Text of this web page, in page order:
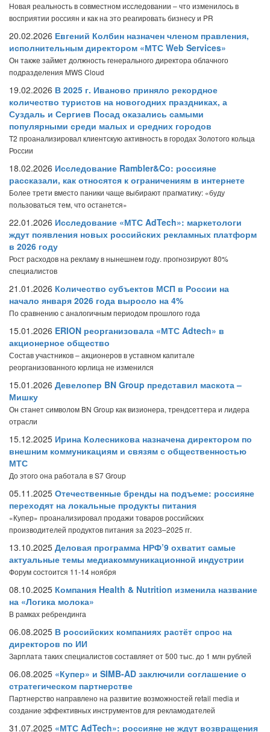
Новая реальность в совместном исследовании – что изменилось в
восприятии россиян и как на это реагировать бизнесу и PR
20.02.2026 Евгений Колбин назначен членом правления,
исполнительным директором «МТС Web Services»
Он также займет должность генерального директора облачного
подразделения MWS Cloud
19.02.2026 В 2025 г. Иваново приняло рекордное
количество туристов на новогодних праздниках, а
Суздаль и Сергиев Посад оказались самыми
популярными среди малых и средних городов
T2 проанализировал клиентскую активность в городах Золотого кольца
России
18.02.2026 Исследование Rambler&Co: россияне
рассказали, как относятся к ограничениям в интернете
Более трети вместо паники чаще выбирают прагматику: «буду
пользоваться тем, что останется»
22.01.2026 Исследование «МТС AdTech»: маркетологи
ждут появления новых российских рекламных платформ
в 2026 году
Рост расходов на рекламу в нынешнем году. прогнозируют 80%
специалистов
21.01.2026 Количество субъектов МСП в России на
начало января 2026 года выросло на 4%
По сравнению с аналогичным периодом прошлого года
15.01.2026 ERION реорганизовала «МТС Adtech» в
акционерное общество
Состав участников – акционеров в уставном капитале
реорганизованного юрлица не изменился
15.01.2026 Девелопер BN Group представил маскота –
Мишку
Он станет символом BN Group как визионера, трендсеттера и лидера
отрасли
15.12.2025 Ирина Колесникова назначена директором по
внешним коммуникациям и связям с общественностью
МТС
До этого она работала в S7 Group
05.11.2025 Отечественные бренды на подъеме: россияне
переходят на локальные продукты питания
«Купер» проанализировал продажи товаров российских
производителей продуктов питания за 2023–2025 гг.
13.10.2025 Деловая программа НРФ’9 охватит самые
актуальные темы медиакоммуникационной индустрии
Форум состоится 11-14 ноября
08.10.2025 Компания Health & Nutrition изменила название
на «Логика молока»
В рамках ребрендинга
06.08.2025 В российских компаниях растёт спрос на
директоров по ИИ
Зарплата таких специалистов составляет от 500 тыс. до 1 млн рублей
06.08.2025 «Купер» и SIMB-AD заключили соглашение о
стратегическом партнерстве
Партнерство направлено на развитие возможностей retail media и
создание эффективных инструментов для рекламодателей
31.07.2025 «МТС AdTech»: россияне не ждут возвращения